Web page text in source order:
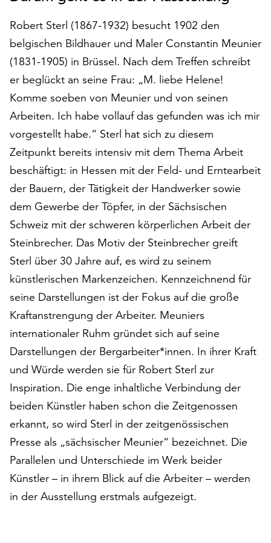
„Alle
akzeptieren“,
um
alle
Cookies
zu
akzeptieren.
Sie
können
Ihr
Einverständnis
ändern
und
widerrufen.
Dafür
steht
Ihnen
am
Ende
der
Seite
die
Schaltfläche
„Cookie-
Einstellungen“
zur
Verfügung.
Cookies
werden
auch
ohne
Ihr
Einverständnis
Robert Sterl (1867-1932) besucht 1902 den
belgischen Bildhauer und Maler Constantin Meunier
(1831-1905) in Brüssel. Nach dem Treffen schreibt
er beglückt an seine Frau: „M. liebe Helene!
Komme soeben von Meunier und von seinen
Arbeiten. Ich habe vollauf das gefunden was ich mir
vorgestellt habe.“ Sterl hat sich zu diesem
Zeitpunkt bereits intensiv mit dem Thema Arbeit
beschäftigt: in Hessen mit der Feld- und Erntearbeit
der Bauern, der Tätigkeit der Handwerker sowie
dem Gewerbe der Töpfer, in der Sächsischen
Schweiz mit der schweren körperlichen Arbeit der
Steinbrecher. Das Motiv der Steinbrecher greift
Sterl über 30 Jahre auf, es wird zu seinem
künstlerischen Markenzeichen. Kennzeichnend für
seine Darstellungen ist der Fokus auf die große
Kraftanstrengung der Arbeiter. Meuniers
internationaler Ruhm gründet sich auf seine
Darstellungen der Bergarbeiter*innen. In ihrer Kraft
und Würde werden sie für Robert Sterl zur
Inspiration. Die enge inhaltliche Verbindung der
beiden Künstler haben schon die Zeitgenossen
erkannt, so wird Sterl in der zeitgenössischen
Presse als „sächsischer Meunier“ bezeichnet. Die
Parallelen und Unterschiede im Werk beider
Künstler – in ihrem Blick auf die Arbeiter – werden
in der Ausstellung erstmals aufgezeigt.